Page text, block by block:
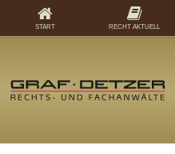
START RECHT AKTUELL